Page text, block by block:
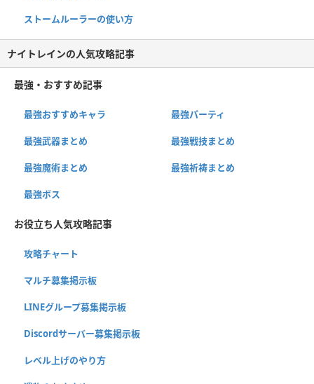
ストームルーラーの使い方
ナイトレインの人気攻略記事
最強・おすすめ記事
最強おすすめキャラ 最強パーティ
最強武器まとめ 最強戦技まとめ
最強魔術まとめ 最強祈祷まとめ
最強ボス
お役立ち人気攻略記事
攻略チャート
マルチ募集掲示板
LINEグループ募集掲示板
Discordサーバー募集掲示板
レベル上げのやり方